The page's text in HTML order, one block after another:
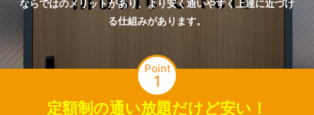
ならではのメリットがあり、より安く通いやすく上達に近づけ
る仕組みがあります。
Point
1
定額制の通い放題だけど安い！